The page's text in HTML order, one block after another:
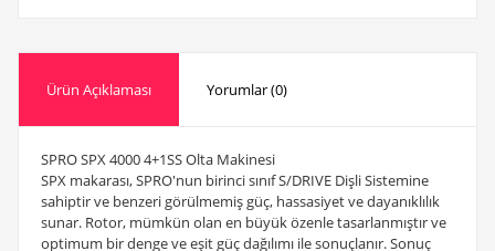
Ürün Açıklaması Yorumlar (0)
SPRO SPX 4000 4+1SS Olta Makinesi
SPX makarası, SPRO'nun birinci sınıf S/DRIVE Dişli Sistemine
sahiptir ve benzeri görülmemiş güç, hassasiyet ve dayanıklılık
sunar. Rotor, mümkün olan en büyük özenle tasarlanmıştır ve
optimum bir denge ve eşit güç dağılımı ile sonuçlanır. Sonuç